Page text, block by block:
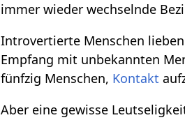
immer wieder wechselnde
Introvertierte Menschen
Empfang mit unbekannten
fünfzig Menschen, Kontakt
Aber eine gewisse